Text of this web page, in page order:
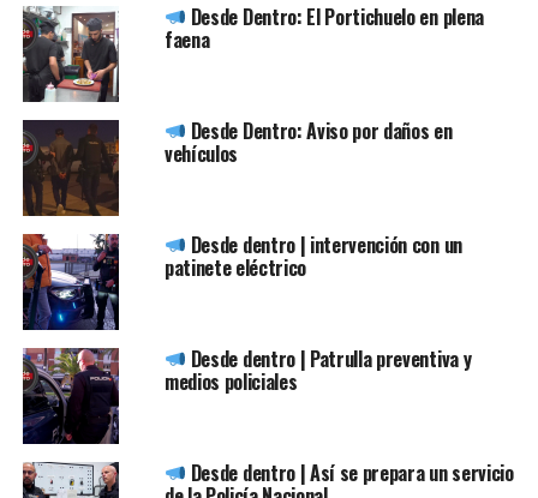
Desde Dentro: El Portichuelo en plena
faena
Desde Dentro: Aviso por daños en
vehículos
Desde dentro | intervención con un
patinete eléctrico
Desde dentro | Patrulla preventiva y
medios policiales
Desde dentro | Así se prepara un servicio